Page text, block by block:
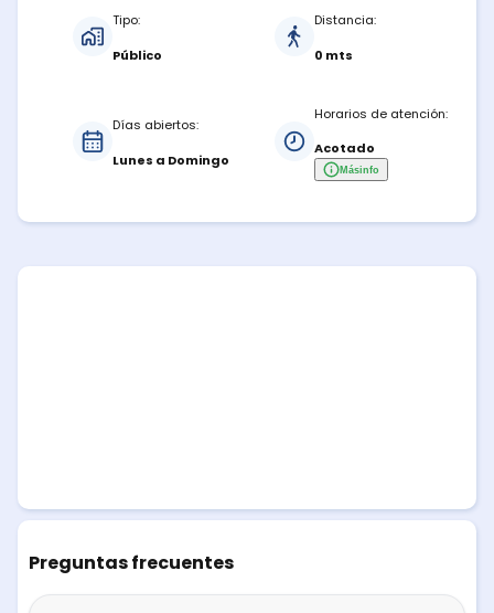
Tipo:
Público
Distancia:
0 mts
Días abiertos:
Lunes a Domingo
Horarios de atención:
Acotado
Másinfo
Preguntas frecuentes